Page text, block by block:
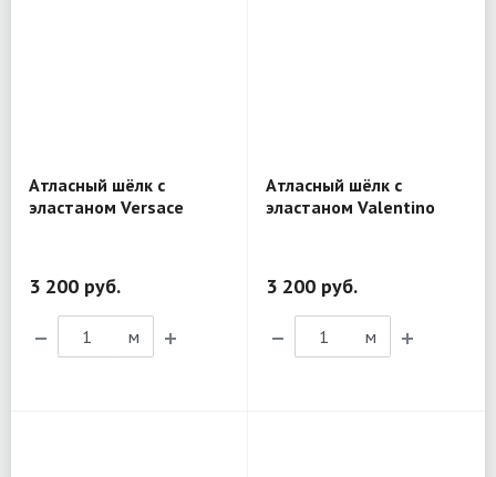
Атласный шёлк с
эластаном Versace
3 200 руб.
м
Атласный шёлк с
эластаном Valentino
3 200 руб.
м